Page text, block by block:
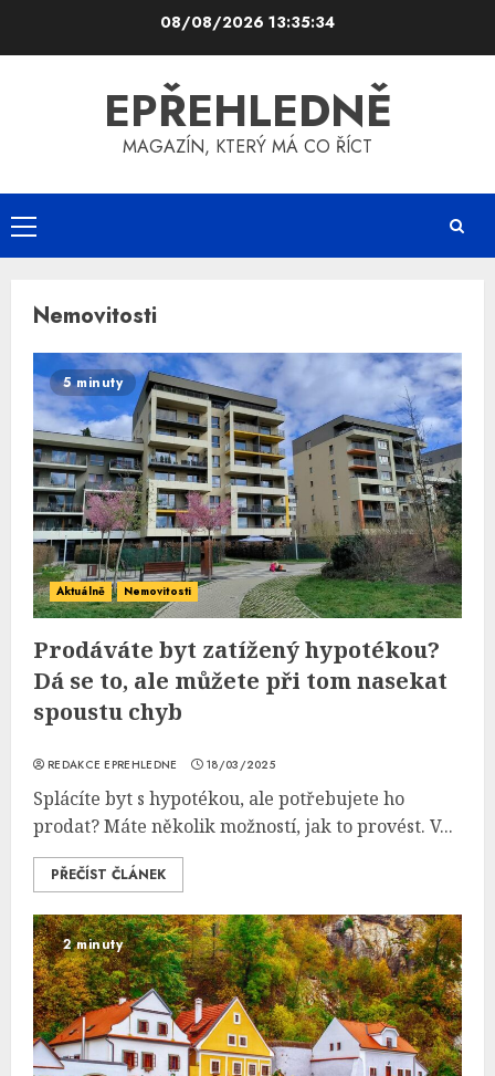
08/08/2026 13:35:35
EPŘEHLEDNĚ
MAGAZÍN, KTERÝ MÁ CO ŘÍCT
Primary
Menu
Nemovitosti
5 minuty
Aktuálně Nemovitosti
Prodáváte byt zatížený hypotékou?
Dá se to, ale můžete při tom nasekat
spoustu chyb
REDAKCE EPREHLEDNE 18/03/2025
Splácíte byt s hypotékou, ale potřebujete ho
prodat? Máte několik možností, jak to provést. V...
PŘEČÍST ČLÁNEK
2 minuty